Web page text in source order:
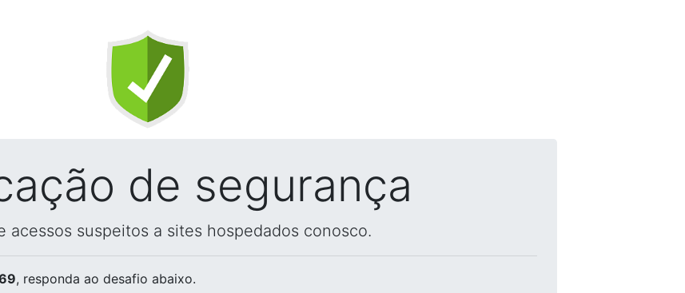
de segurança
acessos suspeitos a sites hospedados conosco.
, responda ao desafio abaixo.